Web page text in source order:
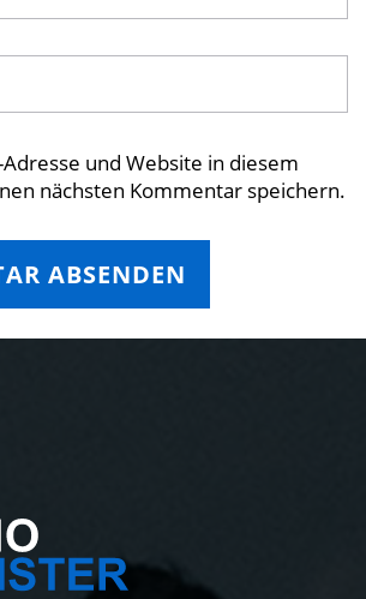
Adresse und Website in diesem
nächsten Kommentar speichern.